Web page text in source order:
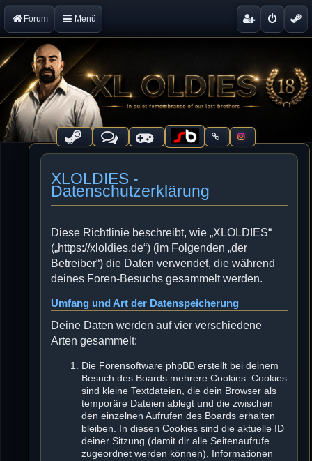
Forum Menü
XLOLDIES -
Datenschutzerklärung
Diese Richtlinie beschreibt, wie „XLOLDIES“
(„https://xloldies.de“) (im Folgenden „der
Betreiber“) die Daten verwendet, die während
deines Foren-Besuchs gesammelt werden.
Umfang und Art der Datenspeicherung
Deine Daten werden auf vier verschiedene
Arten gesammelt:
Die Forensoftware phpBB erstellt bei deinem
Besuch des Boards mehrere Cookies. Cookies
sind kleine Textdateien, die dein Browser als
temporäre Dateien ablegt und die zwischen
den einzelnen Aufrufen des Boards erhalten
bleiben. In diesen Cookies sind die aktuelle ID
deiner Sitzung (damit dir alle Seitenaufrufe
zugeordnet werden können), Informationen